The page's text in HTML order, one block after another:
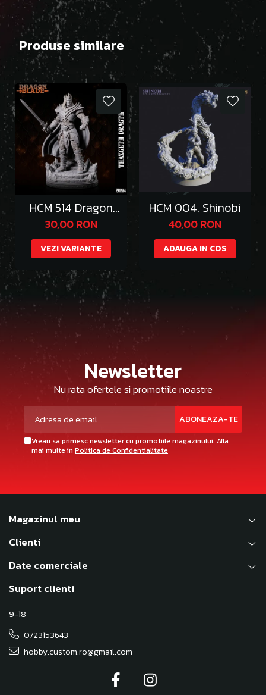
Produse similare
HCM 514 Dragon
Emperor Thazgeth
30,00 RON
VEZI VARIANTE
HCM 004. Shinobi
40,00 RON
ADAUGA IN COS
Newsletter
Nu rata ofertele si promotiile noastre
Vreau sa primesc newsletter cu promotiile magazinului. Afla
mai multe in Politica de Confidentialitate
Magazinul meu
Clienti
Date comerciale
Suport clienti
9-18
0723153643
hobby.custom.ro@gmail.com